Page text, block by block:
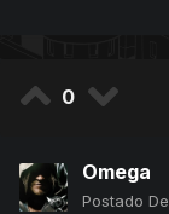
0
Omega
Postado